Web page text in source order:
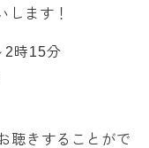
します！
2時15分
聴きすることがで